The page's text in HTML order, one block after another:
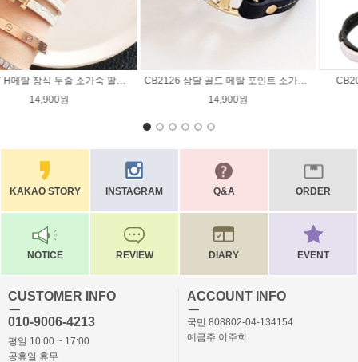
CB2037 꼬임은장고리B 가죽팔찌
CB2125 에이치 컬러 소가죽 메탈 뱅글 패션팔찌 / 4컬러
KAKAO STORY INSTAGRAM Q&A ORDER
NOTICE REVIEW DIARY EVENT
CUSTOMER INFO
ㅡ
010-9006-4213
평일 10:00 ~ 17:00
공휴일 휴무
ACCOUNT INFO
ㅡ
국민 808802-04-134154
예금주 이주희